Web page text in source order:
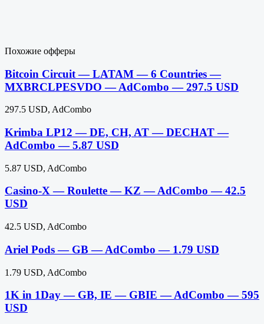
Похожие офферы
Bitcoin Circuit — LATAM — 6 Countries —
MXBRCLPESVDO — AdCombo — 297.5 USD
297.5 USD, AdCombo
Krimba LP12 — DE, CH, AT — DECHAT —
AdCombo — 5.87 USD
5.87 USD, AdCombo
Casino-X — Roulette — KZ — AdCombo — 42.5
USD
42.5 USD, AdCombo
Ariel Pods — GB — AdCombo — 1.79 USD
1.79 USD, AdCombo
1K in 1Day — GB, IE — GBIE — AdCombo — 595
USD